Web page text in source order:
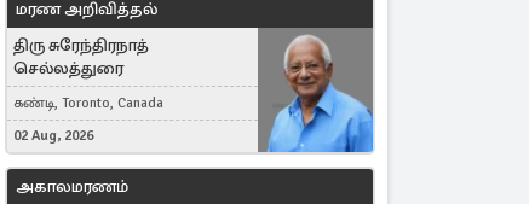
மரண அறிவித்தல்
திரு சுரேந்திரநாத்
செல்லத்துரை
கண்டி, Toronto, Canada
02 Aug, 2026
அகாலமரணம்